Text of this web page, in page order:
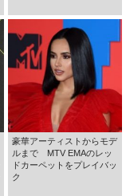
豪華アーティストからモデ
ルまで MTV EMAのレッ
ドカーペットをプレイバッ
ク